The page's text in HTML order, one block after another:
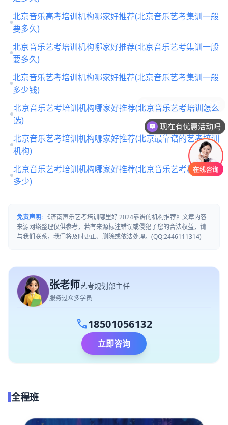
北京音乐高考培训机构哪家好推荐(北京音乐艺考集训一般
要多久)
北京音乐艺考培训机构哪家好推荐(北京音乐艺考集训一般
要多久)
北京音乐艺考培训机构哪家好推荐(北京音乐艺考集训一般
多少钱)
北京音乐艺考培训机构哪家好推荐(北京音乐艺考培训怎么
选)
北京音乐艺考培训机构哪家好推荐(北京最靠谱的艺考培训
机构)
北京音乐艺考培训机构哪家好推荐(北京音乐艺考机构收费
多少)
免责声明: 《济南声乐艺考培训哪里好 2024靠谱的机构推荐》文章内容
来源网络整理仅供参考，若有来源标注错误或侵犯了您的合法权益，请
与我们联系，我们将及时更正、删除或依法处理。(QQ:2446111314)
张老师艺考规划部主任
服务过众多学员
call18501056132
立即咨询
全程班
现在有优惠活动吗